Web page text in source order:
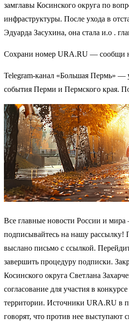
замглавы Косинского округа по
инфраструктуры. После ухода в
Эдуарда Засухина, она стала и.о .
Сохрани номер URA.RU — сообщи
Telegram-канал «Большая Пермь» —
события Перми и Пермского края.
Все главные новости России и
подписывайтесь на нашу рассылку!
выслано письмо с ссылкой.
завершить процедуру подписки.
Косинского округа Светлана
согласование для участия в
территории. Источники URA.RU в
говорят, что против нее выступают